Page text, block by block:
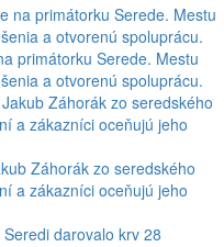
primátorku Serede. Mestu
a otvorenú spoluprácu.
Záhorák zo seredského
a zákazníci oceňujú jeho